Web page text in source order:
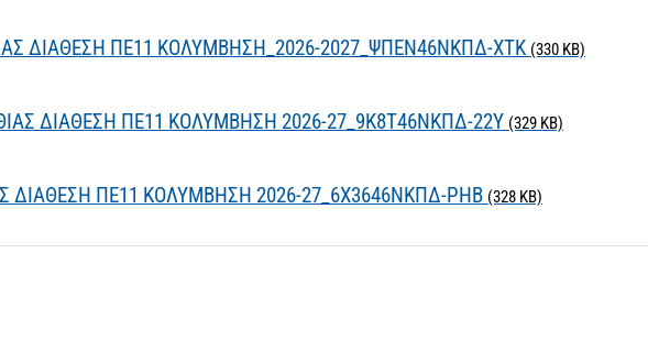
ΔΙΑΘΕΣΗ ΠΕ11 ΚΟΛΥΜΒΗΣΗ_2026-2027_ΨΠΕΝ46ΝΚΠΔ-ΧΤΚ (330 KB)
ΔΙΑΘΕΣΗ ΠΕ11 ΚΟΛΥΜΒΗΣΗ 2026-27_9Κ8Τ46ΝΚΠΔ-22Υ (329 KB)
ΔΙΑΘΕΣΗ ΠΕ11 ΚΟΛΥΜΒΗΣΗ 2026-27_6Χ3646ΝΚΠΔ-ΡΗΒ (328 KB)